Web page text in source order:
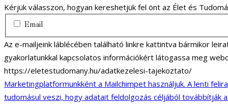
Kérjük válasszon, hogyan kereshetjük fel önt az Élet és
Email
Az e-mailjeink láblécében található linkre kattintva bármikor
gyakorlatunkkal kapcsolatos információkért látogassa meg
https://eletestudomany.hu/adatkezelesi-tajekoztato/
Marketingplatformunkként a Mailchimpet használjuk. A lenti
tudomásul veszi, hogy adatait feldolgozás céljából továbbítják